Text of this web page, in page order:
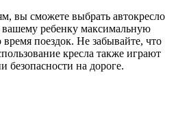
вы сможете выбрать автокресло
вашему ребенку максимальную
поездок. Не забывайте, что
кресла также играют
безопасности на дороге.